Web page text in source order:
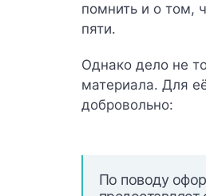
помнить и о том,
пяти.
Однако дело не
материала. Для
добровольно:
По поводу